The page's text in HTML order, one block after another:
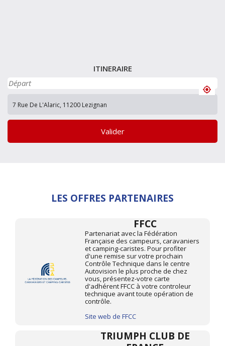
ITINERAIRE
Valider
LES OFFRES PARTENAIRES
FFCC
Partenariat avec la Fédération
Française des campeurs, caravaniers
et camping-caristes. Pour profiter
d'une remise sur votre prochain
Contrôle Technique dans le centre
Autovision le plus proche de chez
vous, présentez-votre carte
d'adhérent FFCC à votre controleur
technique avant toute opération de
contrôle.
Site web de FFCC
TRIUMPH CLUB DE